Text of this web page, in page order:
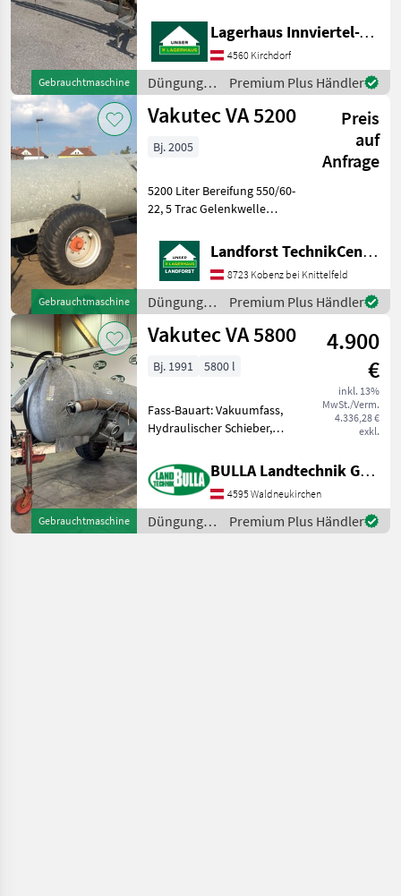
Gebrauchtmaschine
Schwenkeinrichtung:
hydraulisch, Mixerflügel: 3
Flügel, Stützfuß
+Gerätelänge: 7, 0 m
+Schlepperleistung: Ko
Lagerhaus Innviertel-Traunviertel-Urfahr eGen, Kirchdorf
4560 Kirchdorf
Düngung
und
Beregnung
Premium Plus Händler
Gebrauchtmaschine
Vakutec VA 5200
Preis
auf
Anfrage
Bj. 2005
5200 Liter Bereifung 550/60-
22, 5 Trac Gelenkwelle
unnötige Wartezeiten oder
Wegstrecken zu ersparen,
bitten wir Sie um vorherige
Kontaktaufnah
Landforst TechnikCenter Knittelfeld
8723 Kobenz bei Knittelfeld
Düngung
und
Beregnung
Premium Plus Händler
Gebrauchtmaschine
Vakutec VA 5800
4.900
€
inkl. 13%
MwSt./Verm.
4.336,28 €
exkl.
Bj. 1991 5800 l
Fass-Bauart: Vakuumfass,
Hydraulischer Schieber,
VA 5800 Güllefass + Bj 1991
+ Bereifung 500/55 - 20 +
Hydr Bremse + Hydr
Schieber + Sauga
BULLA Landtechnik GmbH
4595 Waldneukirchen
Düngung
und
Premium Plus Händler